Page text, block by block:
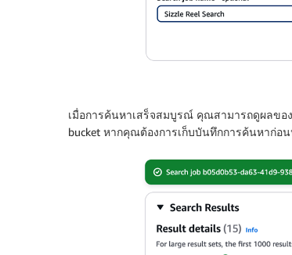
เมื่อการค้นหาเสร็จสมบูรณ์ คุณสามารถดูผลของ
bucket หากคุณต้องการเก็บบันทึกการค้นหาก่อ